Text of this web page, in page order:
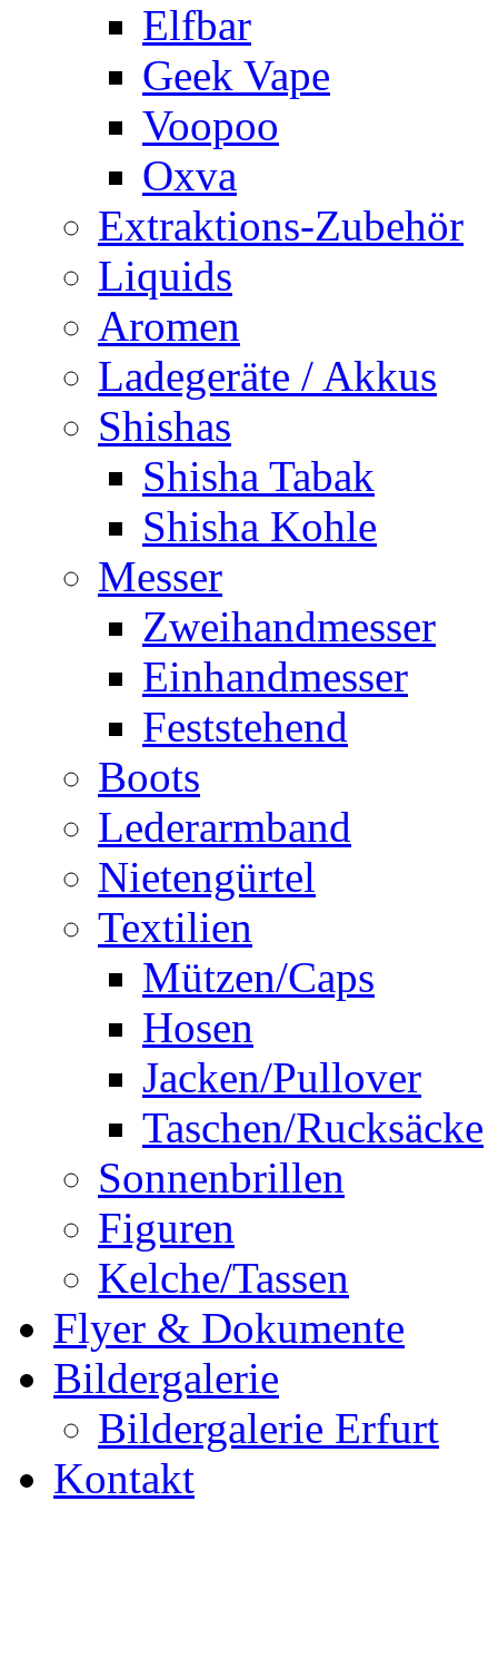
Elfbar
Geek Vape
Voopoo
Oxva
Extraktions-Zubehör
Liquids
Aromen
Ladegeräte / Akkus
Shishas
Shisha Tabak
Shisha Kohle
Messer
Zweihandmesser
Einhandmesser
Feststehend
Boots
Lederarmband
Nietengürtel
Textilien
Mützen/Caps
Hosen
Jacken/Pullover
Taschen/Rucksäcke
Sonnenbrillen
Figuren
Kelche/Tassen
Flyer & Dokumente
Bildergalerie
Bildergalerie Erfurt
Kontakt